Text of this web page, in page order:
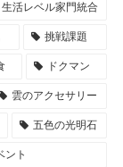
生活レベル家門統合
挑戦課題
ドクマン
雲のアクセサリー
五色の光明石
ント